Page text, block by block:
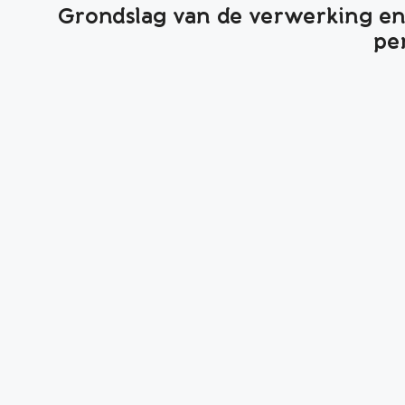
Grondslag van de verwerking